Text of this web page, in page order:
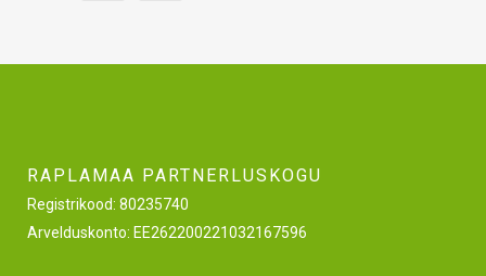
RAPLAMAA PARTNERLUSKOGU
Registrikood: 80235740
Arvelduskonto: EE262200221032167596